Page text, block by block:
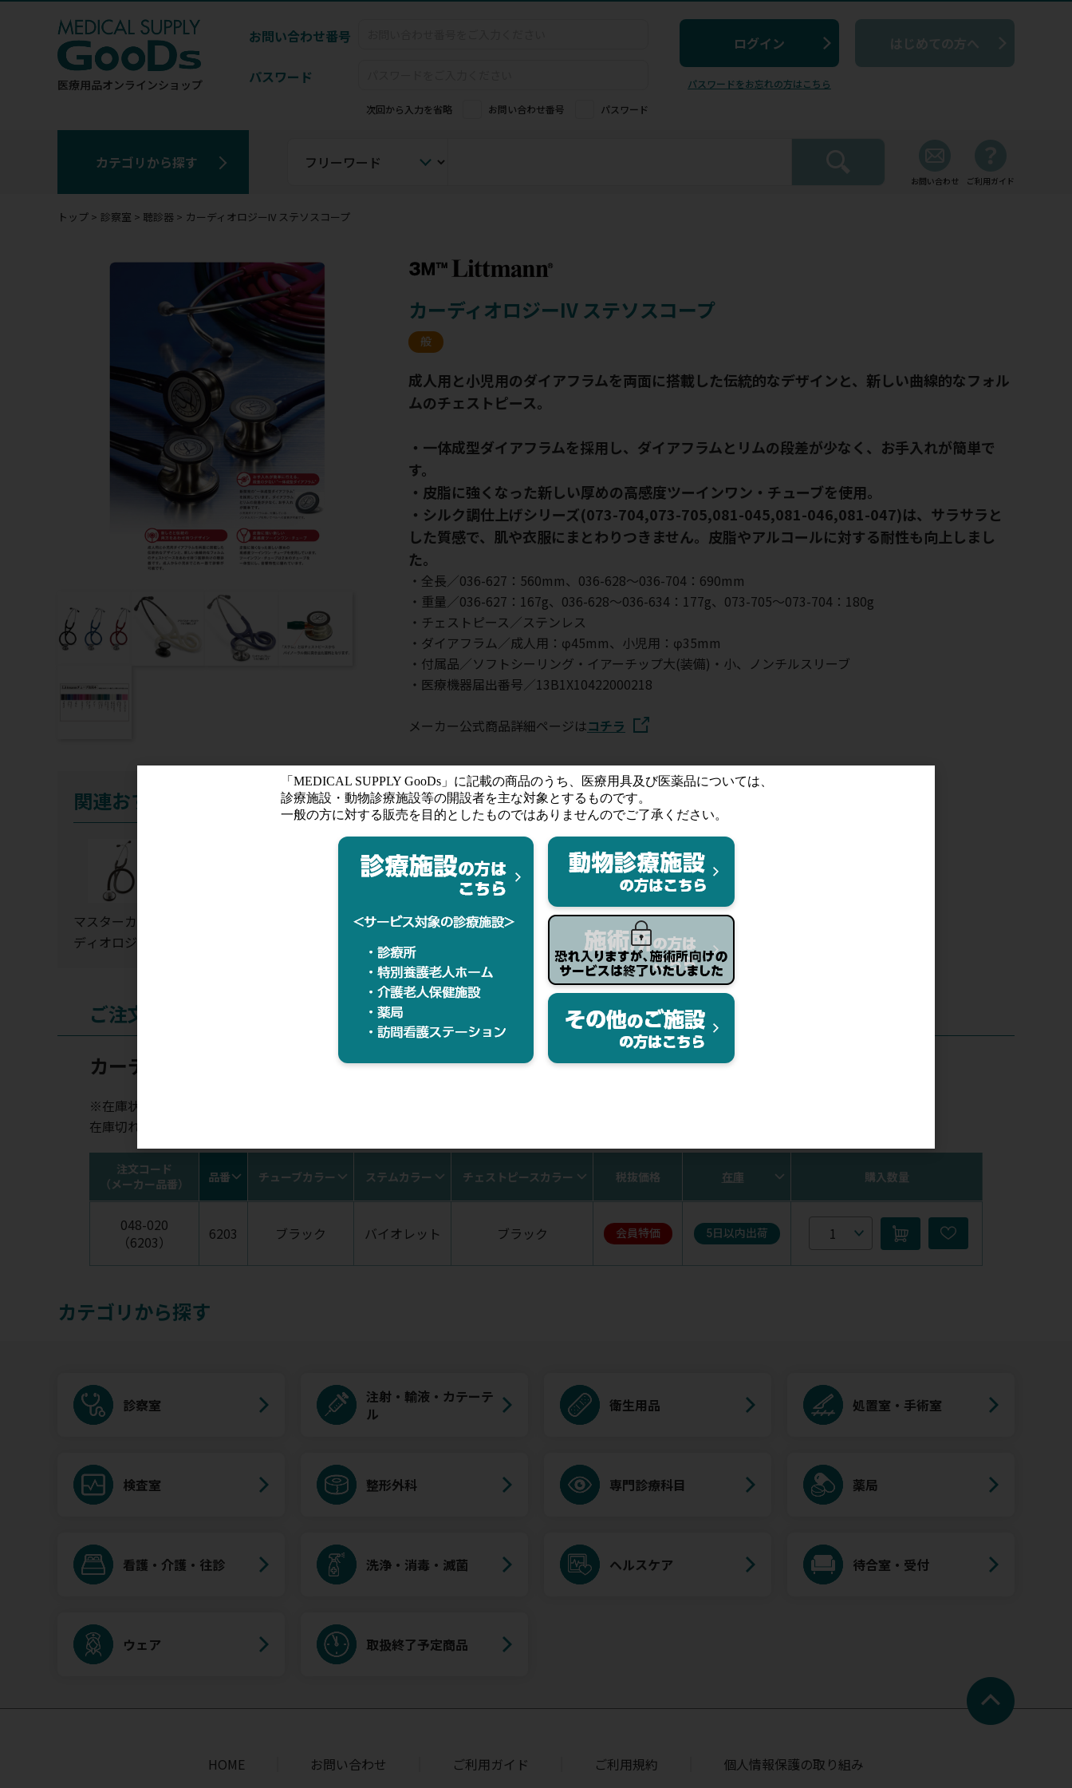
医療用品オンラインショップ
お問い合わせ番号
パスワード
次回から入力を省略 お問い合わせ番号 パスワード
パスワードをお忘れの方はこちら
はじめての方へ
カテゴリから探す
お問い合わせ ご利用ガイド
トップ 診察室 聴診器 カーディオロジーIV ステソスコープ
関連おすすめ商品
マスターカー
ディオロジー
ライトウェイト
カーディオロジーIV ステソスコープ
般
成人用と小児用のダイアフラムを両面に搭載した伝統的なデザインと、新しい曲線的なフォル
ムのチェストピース。
・一体成型ダイアフラムを採用し、ダイアフラムとリムの段差が少なく、お手入れが簡単で
す。
・皮脂に強くなった新しい厚めの高感度ツーインワン・チューブを使用。
・シルク調仕上げシリーズ(073-704,073-705,081-045,081-046,081-047)は、サラサラと
した質感で、肌や衣服にまとわりつきません。皮脂やアルコールに対する耐性も向上しまし
た。
・全長／036-627：560mm、036-628～036-704：690mm
・重量／036-627：167g、036-628～036-634：177g、073-705～073-704：180g
・チェストピース／ステンレス
・ダイアフラム／成人用：φ45mm、小児用：φ35mm
・付属品／ソフトシーリング・イアーチップ大(装備)・小、ノンチルスリーブ
・医療機器届出番号／13B1X10422000218
メーカー公式商品詳細ページはコチラ
ご注文
カーディオロジーIV ステソスコープ
※在庫状況表示はあくまでも目安となります。
在庫切れの場合はお時間を頂く場合がございます。ご購入ならびにお気に入りの登録にはログインが必要です。
注文コード
（メーカー品番）
品番 チューブカラー ステムカラー チェストピースカラー 税抜価格 在庫 購入数量
048-020
（6203）
6203 ブラック バイオレット ブラック 会員特価 5日以内出荷
カテゴリから探す
診察室
注射・輸液・カテーテ
ル
衛生用品 処置室・手術室
検査室 整形外科 専門診療科目 薬局
看護・介護・往診 洗浄・消毒・滅菌 ヘルスケア 待合室・受付
ウェア 取扱終了予定商品
HOME お問い合わせ ご利用ガイド ご利用規約 個人情報保護の取り組み